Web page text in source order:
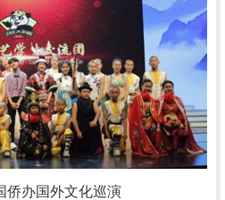
侨办国外文化巡演